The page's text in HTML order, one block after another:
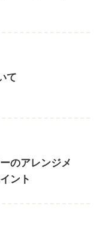
て
のアレンジメ
ント